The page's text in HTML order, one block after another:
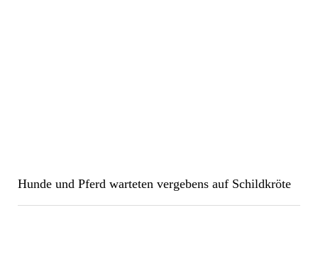
Hunde und Pferd warteten vergebens auf Schildkröte